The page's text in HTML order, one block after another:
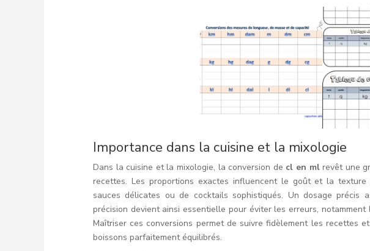
Importance dans la cuisine et la mixologie
Dans la cuisine et la mixologie, la conversion de cl en mlrevêt une
recettes. Les proportions exactes influencent le goût et la texture
sauces délicates ou de cocktails sophistiqués. Un dosage précis
précision devient ainsi essentielle pour éviter les erreurs,
Maîtriser ces conversions permet de suivre fidèlement les recettes
boissons parfaitement équilibrés.